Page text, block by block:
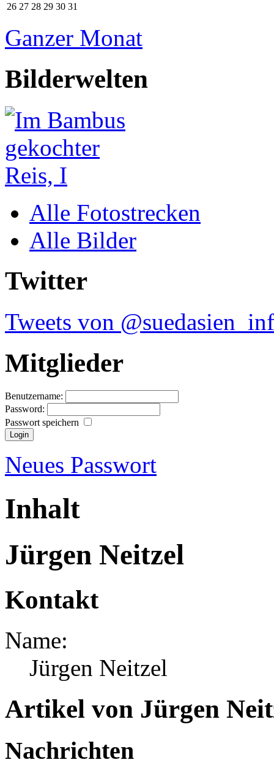
26 27 28 29 30 31
Ganzer Monat
Bilderwelten
Alle Fotostrecken
Alle Bilder
Twitter
Tweets von
Mitglieder
Benutzername:
Password:
Passwort speichern
Neues Passwort
Inhalt
Jürgen Neitzel
Kontakt
Name:
Jürgen Neitzel
Artikel von Jürgen
Nachrichten